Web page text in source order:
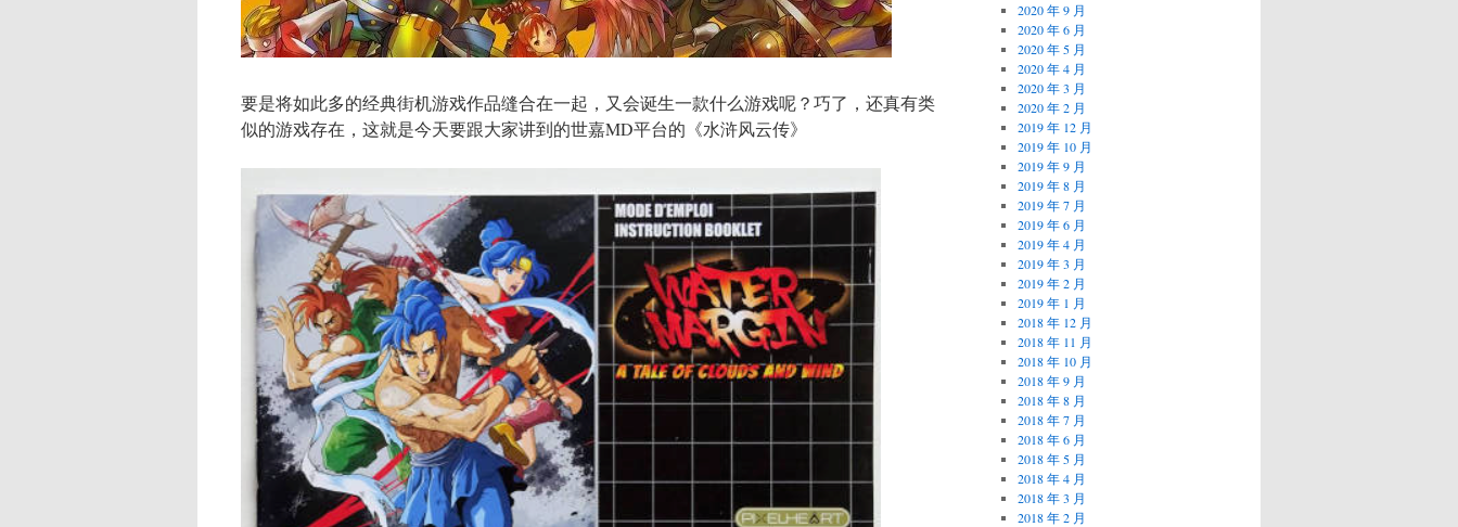
要是将如此多的经典街机游戏作品缝合在一起，又会诞生一款什么游戏呢？巧了，还真有类
似的游戏存在，这就是今天要跟大家讲到的世嘉MD平台的《水浒风云传》
2020 年 9 月
2020 年 6 月
2020 年 5 月
2020 年 4 月
2020 年 3 月
2020 年 2 月
2019 年 12 月
2019 年 10 月
2019 年 9 月
2019 年 8 月
2019 年 7 月
2019 年 6 月
2019 年 4 月
2019 年 3 月
2019 年 2 月
2019 年 1 月
2018 年 12 月
2018 年 11 月
2018 年 10 月
2018 年 9 月
2018 年 8 月
2018 年 7 月
2018 年 6 月
2018 年 5 月
2018 年 4 月
2018 年 3 月
2018 年 2 月